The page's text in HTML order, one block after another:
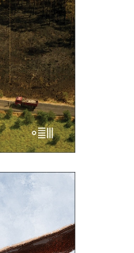
zł